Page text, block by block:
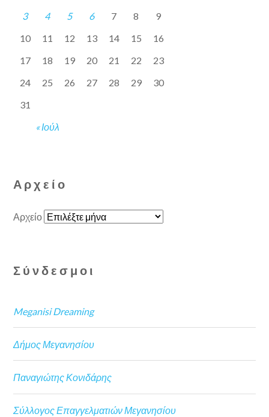
« Ιούλ
3
4 5 6 7 8
9
10
11 12 13 14 15
16
17
18 19 20 21 22
23
24
25 26 27 28 29
30
31
Αρχείο
Αρχείο
Σύνδεσμοι
Meganisi Dreaming
Δήμος Μεγανησίου
Παναγιώτης Κονιδάρης
Σύλλογος Επαγγελματιών Μεγανησίου